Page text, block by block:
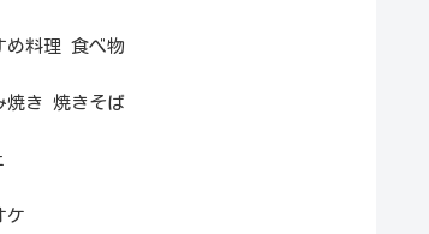
め料理 食べ物
焼き 焼きそば
ケ